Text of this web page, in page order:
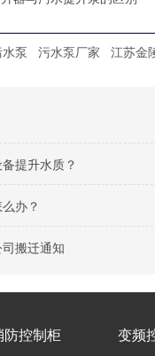
泵 污水泵厂家 江苏金
提升水质？
办？
搬迁通知
防控制柜 变频